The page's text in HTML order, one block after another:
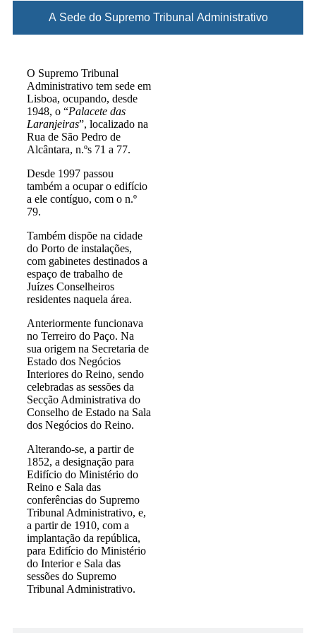
A Sede do Supremo Tribunal Administrativo
O Supremo Tribunal
Administrativo tem sede em
Lisboa, ocupando, desde
1948, o “Palacete das
Laranjeiras”, localizado na
Rua de São Pedro de
Alcântara, n.ºs 71 a 77.
Desde 1997 passou
também a ocupar o edifício
a ele contíguo, com o n.º
79.
Também dispõe na cidade
do Porto de instalações,
com gabinetes destinados a
espaço de trabalho de
Juízes Conselheiros
residentes naquela área.
Anteriormente funcionava
no Terreiro do Paço. Na
sua origem na Secretaria de
Estado dos Negócios
Interiores do Reino, sendo
celebradas as sessões da
Secção Administrativa do
Conselho de Estado na Sala
dos Negócios do Reino.
Alterando-se, a partir de
1852, a designação para
Edifício do Ministério do
Reino e Sala das
conferências do Supremo
Tribunal Administrativo, e,
a partir de 1910, com a
implantação da república,
para Edifício do Ministério
do Interior e Sala das
sessões do Supremo
Tribunal Administrativo.